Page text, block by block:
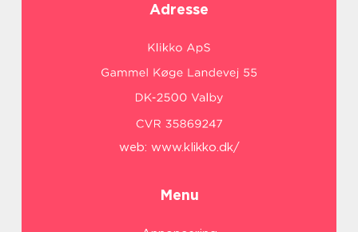
Adresse
web: www.klikko.dk/
Menu